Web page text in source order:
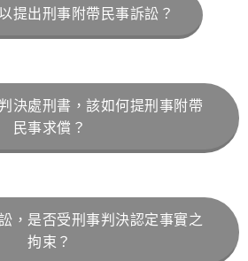
提出刑事附帶民事訴訟？
決處刑書，該如何提刑事附帶
民事求償？
，是否受刑事判決認定事實之
拘束？